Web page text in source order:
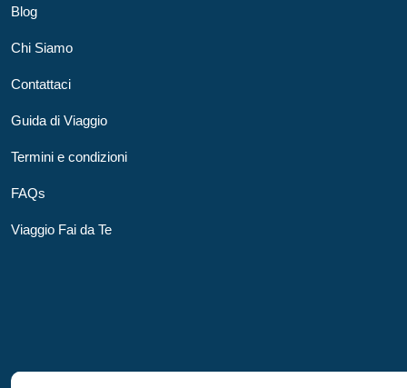
Blog
Chi Siamo
Contattaci
Guida di Viaggio
Termini e condizioni
FAQs
Viaggio Fai da Te